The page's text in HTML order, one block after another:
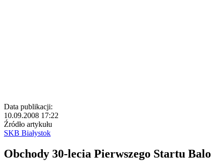
Data publikacji:
10.09.2008 17:22
Źródło artykułu
SKB Białystok
Obchody 30-lecia Pierwszego Startu